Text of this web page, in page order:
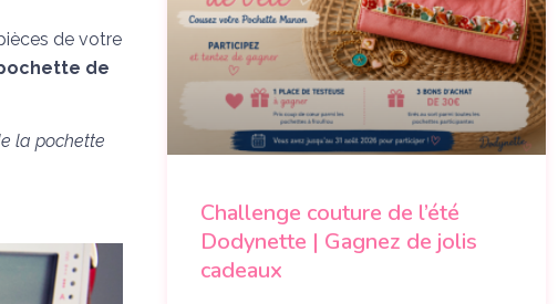
de votre
de
la pochette
Challenge couture de l’été
Dodynette | Gagnez de jolis
cadeaux